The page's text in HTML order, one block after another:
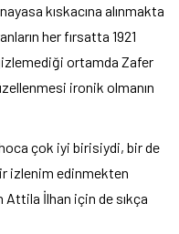
kıskacına alınmakta
her fırsatta 1921
ortamda Zafer
ironik olmanın
çok iyi birisiydi, bir de
izlenim edinmekten
Attila İlhan için de sıkça